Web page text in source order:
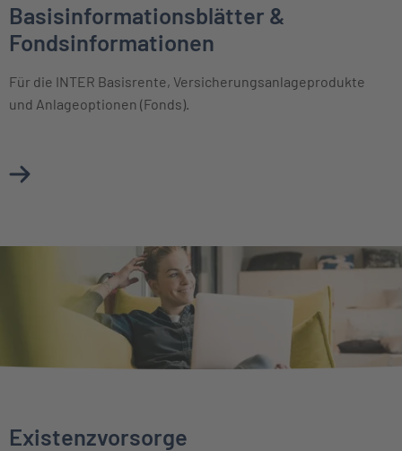
Basisinformationsblätter &
Fondsinformationen
Für die INTER Basisrente, Versicherungsanlageprodukte
und Anlageoptionen (Fonds).
Mehr über Basisinformationsblätter &
Existenzvorsorge